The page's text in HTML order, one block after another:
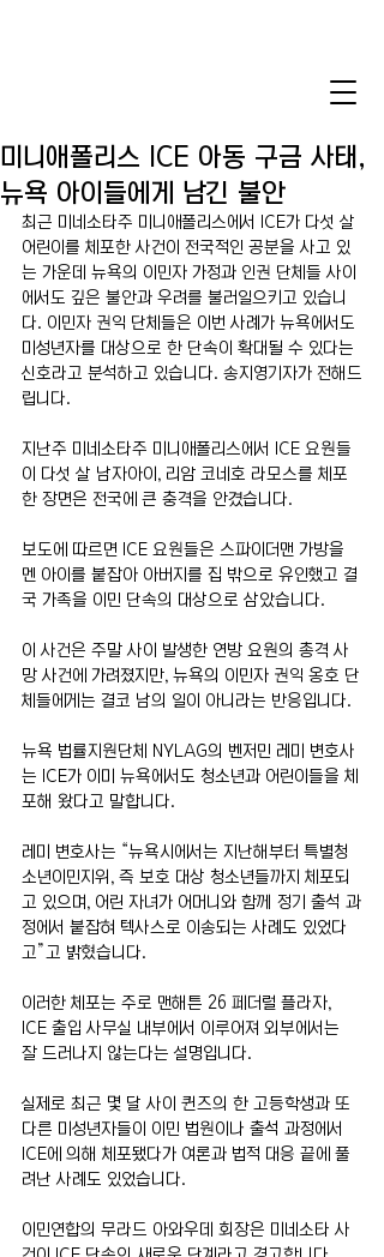
미니애폴리스 ICE 아동 구금 사태,
뉴욕 아이들에게 남긴 불안
최근 미네소타주 미니애폴리스에서 ICE가 다섯 살
어린이를 체포한 사건이 전국적인 공분을 사고 있
는 가운데 뉴욕의 이민자 가정과 인권 단체들 사이
에서도 깊은 불안과 우려를 불러일으키고 있습니
다. 이민자 권익 단체들은 이번 사례가 뉴욕에서도
미성년자를 대상으로 한 단속이 확대될 수 있다는
신호라고 분석하고 있습니다. 송지영기자가 전해드
립니다.
지난주 미네소타주 미니애폴리스에서 ICE 요원들
이 다섯 살 남자아이, 리암 코네호 라모스를 체포
한 장면은 전국에 큰 충격을 안겼습니다.
보도에 따르면 ICE 요원들은 스파이더맨 가방을
멘 아이를 붙잡아 아버지를 집 밖으로 유인했고 결
국 가족을 이민 단속의 대상으로 삼았습니다.
이 사건은 주말 사이 발생한 연방 요원의 총격 사
망 사건에 가려졌지만, 뉴욕의 이민자 권익 옹호 단
체들에게는 결코 남의 일이 아니라는 반응입니다.
뉴욕 법률지원단체 NYLAG의 벤저민 레미 변호사
는 ICE가 이미 뉴욕에서도 청소년과 어린이들을 체
포해 왔다고 말합니다.
레미 변호사는 “뉴욕시에서는 지난해부터 특별청
소년이민지위, 즉 보호 대상 청소년들까지 체포되
고 있으며, 어린 자녀가 어머니와 함께 정기 출석 과
정에서 붙잡혀 텍사스로 이송되는 사례도 있었다
고”고 밝혔습니다.
이러한 체포는 주로 맨해튼 26 페더럴 플라자,
ICE 출입 사무실 내부에서 이루어져 외부에서는
잘 드러나지 않는다는 설명입니다.
실제로 최근 몇 달 사이 퀸즈의 한 고등학생과 또
다른 미성년자들이 이민 법원이나 출석 과정에서
ICE에 의해 체포됐다가 여론과 법적 대응 끝에 풀
려난 사례도 있었습니다.
이민연합의 무라드 아와우데 회장은 미네소타 사